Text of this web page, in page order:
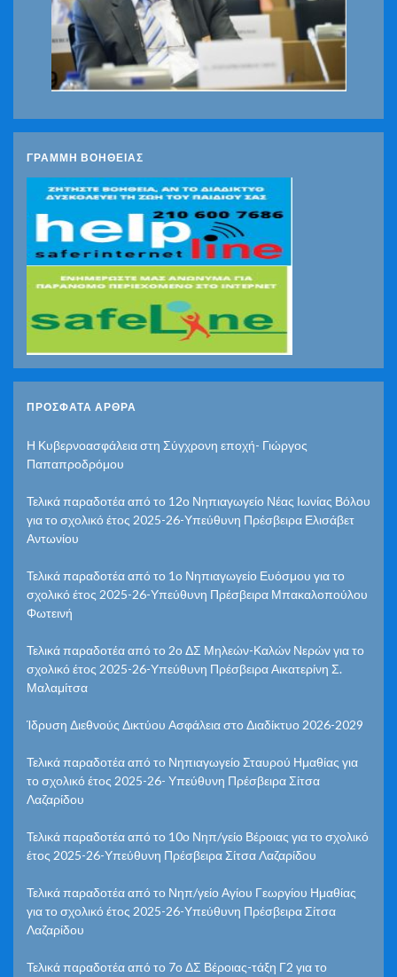
ΓΡΑΜΜΗ ΒΟΗΘΕΙΑΣ
ΠΡΌΣΦΑΤΑ ΆΡΘΡΑ
Η Κυβερνοασφάλεια στη Σύγχρονη εποχή- Γιώργος
Παπαπροδρόμου
Τελικά παραδοτέα από το 12ο Νηπιαγωγείο Νέας Ιωνίας Βόλου
για το σχολικό έτος 2025-26-Υπεύθυνη Πρέσβειρα Ελισάβετ
Αντωνίου
Τελικά παραδοτέα από το 1ο Νηπιαγωγείο Ευόσμου για το
σχολικό έτος 2025-26-Υπεύθυνη Πρέσβειρα Μπακαλοπούλου
Φωτεινή
Τελικά παραδοτέα από το 2ο ΔΣ Μηλεών-Καλών Νερών για το
σχολικό έτος 2025-26-Υπεύθυνη Πρέσβειρα Αικατερίνη Σ.
Μαλαμίτσα
Ίδρυση Διεθνούς Δικτύου Ασφάλεια στο Διαδίκτυο 2026-2029
Τελικά παραδοτέα από το Νηπιαγωγείο Σταυρού Ημαθίας για
το σχολικό έτος 2025-26- Υπεύθυνη Πρέσβειρα Σίτσα
Λαζαρίδου
Τελικά παραδοτέα από το 10ο Νηπ/γείο Βέροιας για το σχολικό
έτος 2025-26-Υπεύθυνη Πρέσβειρα Σίτσα Λαζαρίδου
Τελικά παραδοτέα από το Νηπ/γείο Αγίου Γεωργίου Ημαθίας
για το σχολικό έτος 2025-26-Υπεύθυνη Πρέσβειρα Σίτσα
Λαζαρίδου
Τελικά παραδοτέα από το 7ο ΔΣ Βέροιας-τάξη Γ2 για το